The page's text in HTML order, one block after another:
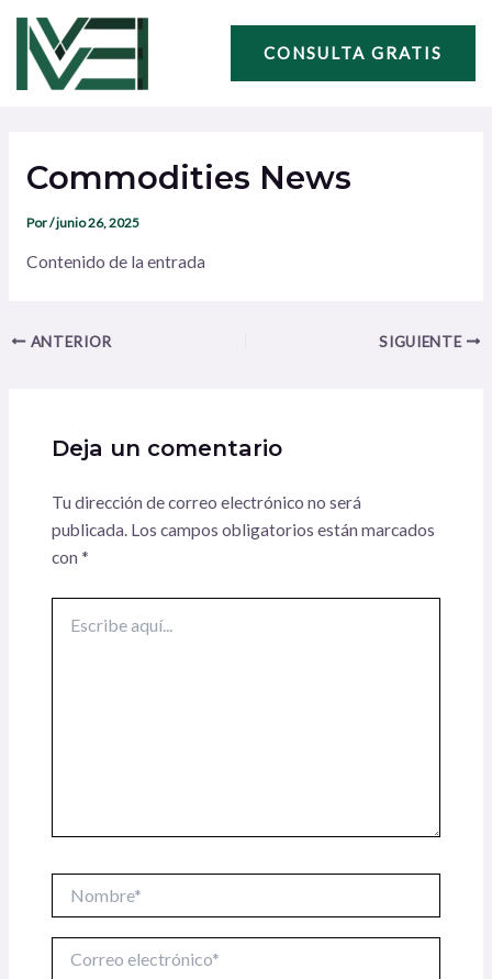
contenido
CONSULTA GRATIS
Commodities News
Por/junio 26, 2025
Contenido de la entrada
entradas
ANTERIOR SIGUIENTE
Deja un comentario
Tu dirección de correo electrónico no será
publicada. Los campos obligatorios están marcados
con *
aquí...
electrónico*